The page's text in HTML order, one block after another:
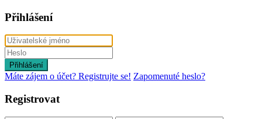
Přihlášení
Přihlášení
Máte zájem o účet? Registrujte se! Zapomenuté heslo?
Registrovat